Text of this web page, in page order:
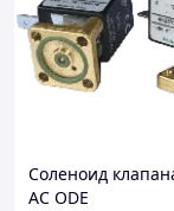
Соленоид
AC ODE